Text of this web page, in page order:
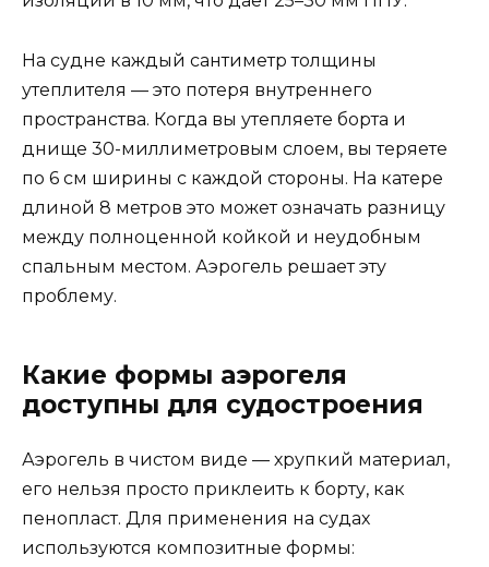
На судне каждый сантиметр толщины
утеплителя — это потеря внутреннего
пространства. Когда вы утепляете борта и
днище 30-миллиметровым слоем, вы теряете
по 6 см ширины с каждой стороны. На катере
длиной 8 метров это может означать разницу
между полноценной койкой и неудобным
спальным местом. Аэрогель решает эту
проблему.
Какие формы аэрогеля
доступны для судостроения
Аэрогель в чистом виде — хрупкий материал,
его нельзя просто приклеить к борту, как
пенопласт. Для применения на судах
используются композитные формы: